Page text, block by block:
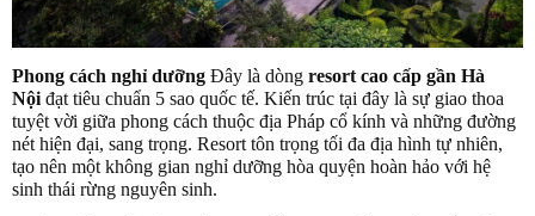
Phong cách nghỉ dưỡng Đây là dòng resort cao cấp gần Hà
Nội đạt tiêu chuẩn 5 sao quốc tế. Kiến trúc tại đây là sự giao thoa
tuyệt vời giữa phong cách thuộc địa Pháp cổ kính và những đường
nét hiện đại, sang trọng. Resort tôn trọng tối đa địa hình tự nhiên,
tạo nên một không gian nghỉ dưỡng hòa quyện hoàn hảo với hệ
sinh thái rừng nguyên sinh.